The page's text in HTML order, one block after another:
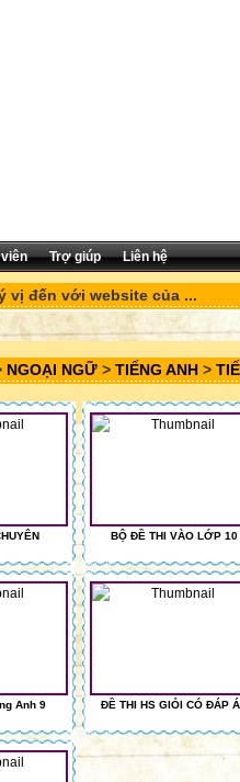
Trợ giúp Liên hệ
vị đến với website của ...
NGOẠI NGỮ > TIẾNG ANH >
BỘ ĐỀ THI VÀO LỚP 10
Anh 9 ĐỀ THI HS GIỎI CÓ ĐÁP